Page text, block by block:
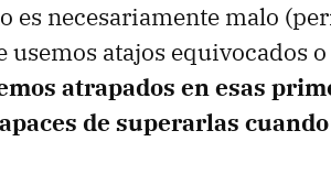
es necesariamente malo
atajos equivocados
atrapados en esas
de superarlas